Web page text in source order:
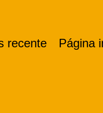
recente Página